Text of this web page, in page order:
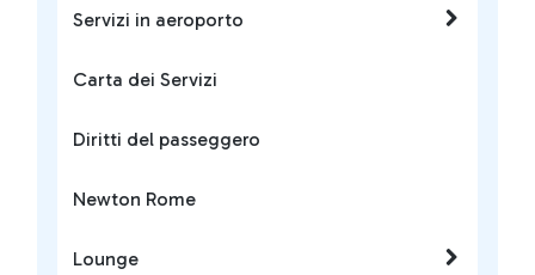
Servizi in aeroporto
Carta dei Servizi
Diritti del passeggero
Newton Rome
Lounge